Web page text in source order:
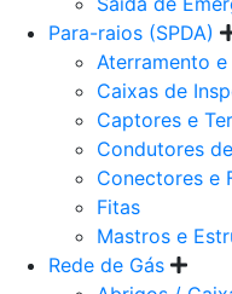
Para-raios (SPDA)
Aterramento
Caixas de
Captores e
Condutores
Conectores e
Fitas
Mastros e
Rede de Gás